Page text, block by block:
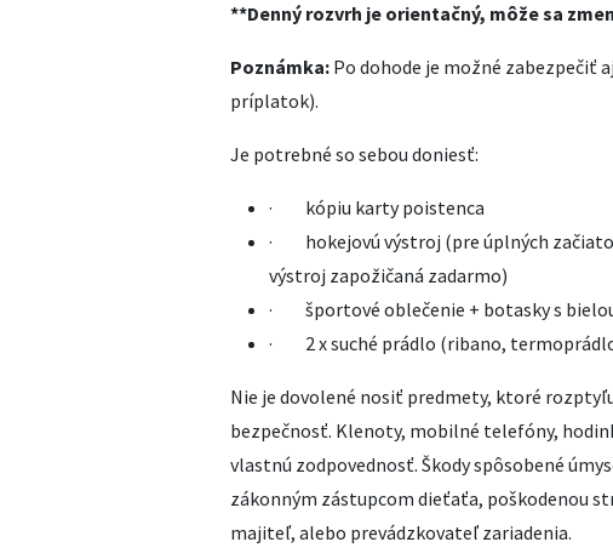
**Denný rozvrh je orientačný, môže sa
Poznámka: Po dohode je možné zabezpečiť
príplatok).
Je potrebné so sebou doniesť:
· kópiu karty poistenca
· hokejovú výstroj (pre úplných
výstroj zapožičaná zadarmo)
· športové oblečenie + botasky s
· 2 x suché prádlo (ribano,
Nie je dovolené nosiť predmety, ktoré
bezpečnosť. Klenoty, mobilné telefóny,
vlastnú zodpovednosť. Škody spôsobené
zákonným zástupcom dieťaťa, poškodenou
majiteľ, alebo prevádzkovateľ zariadenia.